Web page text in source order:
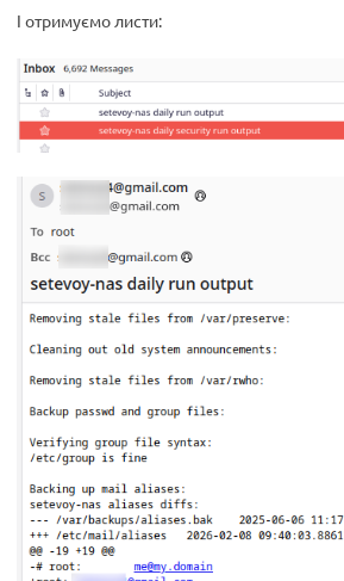
І отримуємо листи: